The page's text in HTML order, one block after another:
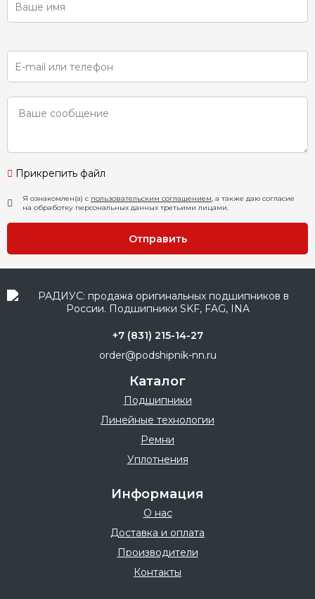
Прикрепить файл
Я ознакомлен(а) с пользовательским соглашением, а также даю согласие
на обработку персональных данных третьими лицами.
Отправить
+7 (831) 215-14-27
order@podshipnik-nn.ru
Каталог
Подшипники
Линейные технологии
Ремни
Уплотнения
Информация
О нас
Доставка и оплата
Производители
Контакты